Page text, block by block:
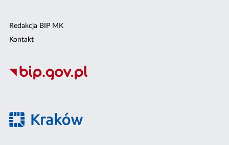
Redakcja BIP MK
Kontakt